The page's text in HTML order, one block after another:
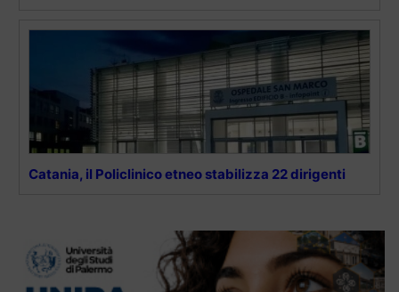
Catania, il Policlinico etneo stabilizza 22 dirigenti